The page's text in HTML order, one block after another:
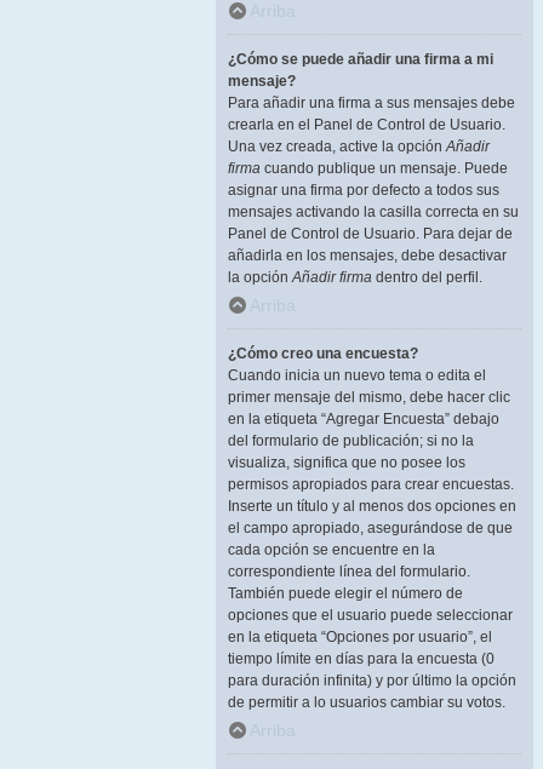
Arriba
¿Cómo se puede añadir una firma a mi
mensaje?
Para añadir una firma a sus mensajes debe
crearla en el Panel de Control de Usuario.
Una vez creada, active la opciónAñadir
firma cuando publique un mensaje. Puede
asignar una firma por defecto a todos sus
mensajes activando la casilla correcta en su
Panel de Control de Usuario. Para dejar de
añadirla en los mensajes, debe desactivar
la opciónAñadir firma dentro del perfil.
Arriba
¿Cómo creo una encuesta?
Cuando inicia un nuevo tema o edita el
primer mensaje del mismo, debe hacer clic
en la etiqueta “Agregar Encuesta” debajo
del formulario de publicación; si no la
visualiza, significa que no posee los
permisos apropiados para crear encuestas.
Inserte un título y al menos dos opciones en
el campo apropiado, asegurándose de que
cada opción se encuentre en la
correspondiente línea del formulario.
También puede elegir el número de
opciones que el usuario puede seleccionar
en la etiqueta “Opciones por usuario”, el
tiempo límite en días para la encuesta (0
para duración infinita) y por último la opción
de permitir a lo usuarios cambiar su votos.
Arriba